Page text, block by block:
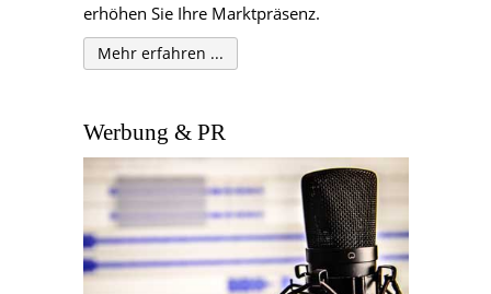
erhöhen Sie Ihre Marktpräsenz.
Mehr erfahren ...
Werbung & PR